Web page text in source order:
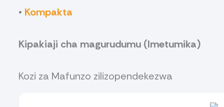
• Kompakta
Kipakiaji cha magurudumu (Imetumika)
Kozi za Mafunzo zilizopendekezwa